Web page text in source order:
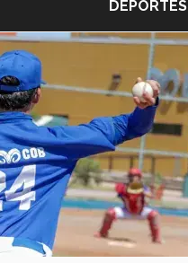
DEPORTES